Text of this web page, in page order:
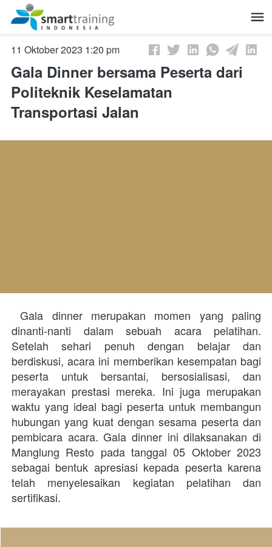
October 11, 2023, 6:20 am
Gala Dinner bersama Peserta dari
Politeknik Keselamatan
Transportasi Jalan
Gala dinner merupakan momen yang paling
dinanti-nanti dalam sebuah acara pelatihan.
Setelah sehari penuh dengan belajar dan
berdiskusi, acara ini memberikan kesempatan bagi
peserta untuk bersantai, bersosialisasi, dan
merayakan prestasi mereka. Ini juga merupakan
waktu yang ideal bagi peserta untuk membangun
hubungan yang kuat dengan sesama peserta dan
pembicara acara. Gala dinner ini dilaksanakan di
Manglung Resto pada tanggal 05 Oktober 2023
sebagai bentuk apresiasi kepada peserta karena
telah menyelesaikan kegiatan pelatihan dan
sertifikasi.